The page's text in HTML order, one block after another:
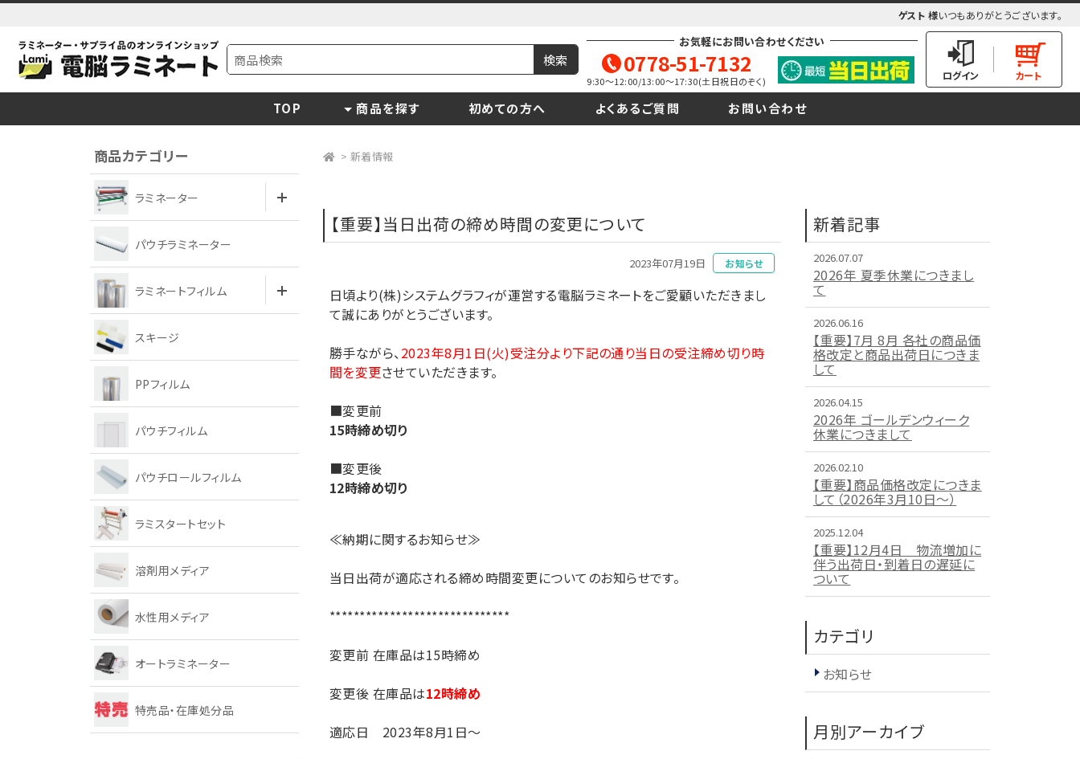
ゲスト 様いつもありがとうございます。
お気軽にお問い合わせください
0778-51-7132
9:30～12:00/13:00～17:30(土日祝日のぞく)
TOP 商品を探す 初めての方へ よくあるご質問 お問い合わせ
> 新着情報
【重要】当日出荷の締め時間の変更について
2023年07月19日 お知らせ
日頃より(株)システムグラフィが運営する電脳ラミネートをご愛顧いただきまし
て誠にありがとうございます。
勝手ながら、2023年8月1日(火)受注分より下記の通り当日の受注締め切り時
間を変更させていただきます。
■変更前
15時締め切り
■変更後
12時締め切り
≪納期に関するお知らせ≫
当日出荷が適応される締め時間変更についてのお知らせです。
******************************
変更前 在庫品は15時締め
変更後 在庫品は12時締め
適応日 2023年8月1日～
新着記事
2026.07.07
2026年 夏季休業につきまし
て
2026.06.16
【重要】7月 8月 各社の商品価
格改定と商品出荷日につきま
して
2026.04.15
2026年 ゴールデンウィーク
休業につきまして
2026.02.10
【重要】商品価格改定につきま
して（2026年3月10日～）
2025.12.04
【重要】12月4日 物流増加に
伴う出荷日・到着日の遅延に
ついて
カテゴリ
お知らせ
月別アーカイブ
商品カテゴリー
ラミネーター
パウチラミネーター
ラミネートフィルム
スキージ
PPフィルム
パウチフィルム
パウチロールフィルム
ラミスタートセット
溶剤用メディア
水性用メディア
オートラミネーター
特売品・在庫処分品